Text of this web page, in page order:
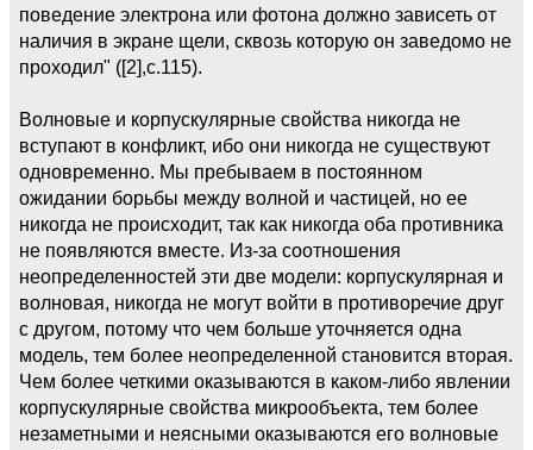
поведение электрона или фотона должно зависеть от
наличия в экране щели, сквозь которую он заведомо не
проходил" ([2],с.115).
Волновые и корпускулярные свойства никогда не
вступают в конфликт, ибо они никогда не существуют
одновременно. Мы пребываем в постоянном
ожидании борьбы между волной и частицей, но ее
никогда не происходит, так как никогда оба противника
не появляются вместе. Из-за соотношения
неопределенностей эти две модели: корпускулярная и
волновая, никогда не могут войти в противоречие друг
с другом, потому что чем больше уточняется одна
модель, тем более неопределенной становится вторая.
Чем более четкими оказываются в каком-либо явлении
корпускулярные свойства микрообъекта, тем более
незаметными и неясными оказываются его волновые